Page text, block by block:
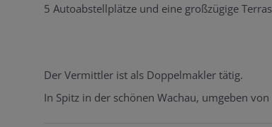
5 Autoabstellplätze und eine großzügige
Der Vermittler ist als Doppelmakler tätig.
In Spitz in der schönen Wachau, umgeben